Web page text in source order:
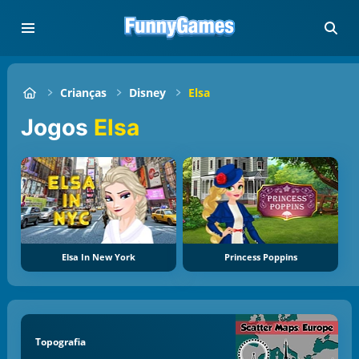
Crianças Disney Elsa
Jogos Elsa
Elsa In New York Princess Poppins
Topografia